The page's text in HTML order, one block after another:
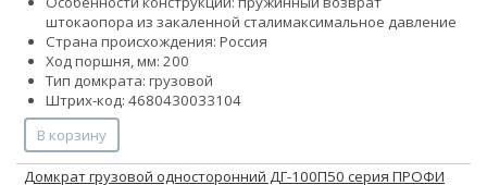
штокаопора из закаленной сталимаксимальное давление
Страна происхождения: Россия
Ход поршня, мм: 200
Тип домкрата: грузовой
Штрих-код: 4680430033104
В корзину
Домкрат грузовой односторонний ДГ-100П50 серия ПРОФИ